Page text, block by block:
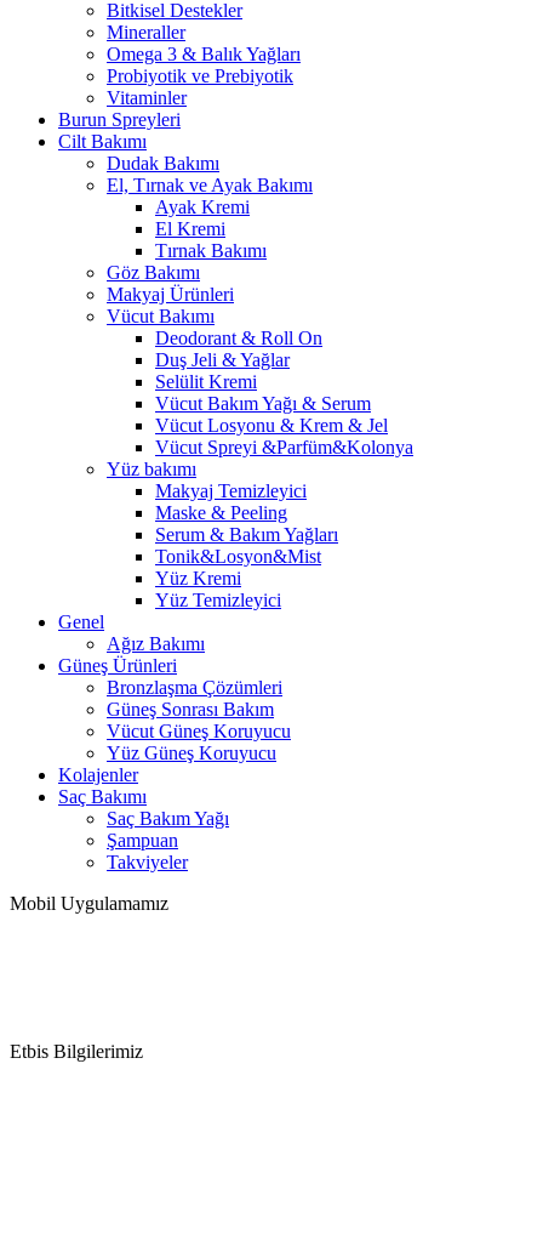
Bitkisel Destekler
Mineraller
Omega 3 & Balık Yağları
Probiyotik ve Prebiyotik
Vitaminler
Burun Spreyleri
Cilt Bakımı
Dudak Bakımı
El, Tırnak ve Ayak Bakımı
Ayak Kremi
El Kremi
Tırnak Bakımı
Göz Bakımı
Makyaj Ürünleri
Vücut Bakımı
Deodorant & Roll On
Duş Jeli & Yağlar
Selülit Kremi
Vücut Bakım Yağı & Serum
Vücut Losyonu & Krem & Jel
Vücut Spreyi &Parfüm&Kolonya
Yüz bakımı
Makyaj Temizleyici
Maske & Peeling
Serum & Bakım Yağları
Tonik&Losyon&Mist
Yüz Kremi
Yüz Temizleyici
Genel
Ağız Bakımı
Güneş Ürünleri
Bronzlaşma Çözümleri
Güneş Sonrası Bakım
Vücut Güneş Koruyucu
Yüz Güneş Koruyucu
Kolajenler
Saç Bakımı
Saç Bakım Yağı
Şampuan
Takviyeler
Mobil Uygulamamız
Etbis Bilgilerimiz